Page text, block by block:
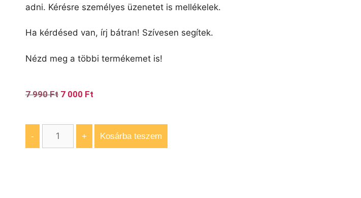
adni. Kérésre személyes üzenetet is mellékelek.
Ha kérdésed van, írj bátran! Szívesen segítek.
Nézd meg a többi termékemet is!
7 990Ft 7 000 Ft
- + Kosárba teszem